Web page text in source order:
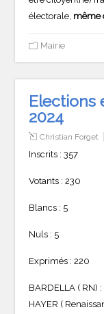
électorale, même
Mairie
Elections
2024
Christian Forget
Inscrits : 357
Votants : 230
Blancs : 5
Nuls : 5
Exprimés : 220
BARDELLA ( RN)
HAYER (